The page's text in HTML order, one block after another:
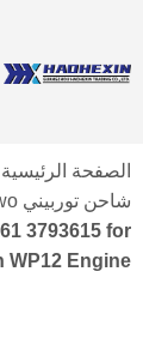
الصفحة الرئيسية
شاحن توربيني Howo
3793615 for
WP12 Engine